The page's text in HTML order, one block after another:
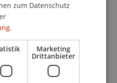
Compliance
School
zum Datenschutz
Marketing
Drittanbieter